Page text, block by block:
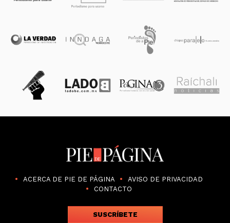
ACERCA DE PIE DE PÁGINA
AVISO DE PRIVACIDAD
CONTACTO
SUSCRÍBETE